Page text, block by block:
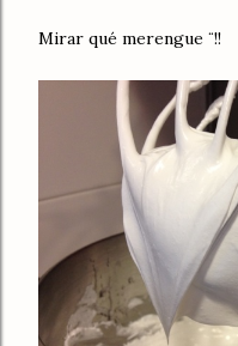
Mirar qué merengue ¨!!